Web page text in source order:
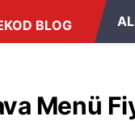
BLOG
Menü